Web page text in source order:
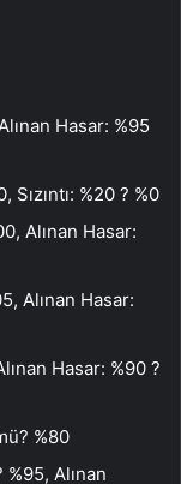
Hasar: %95
Sızıntı: %20 ? %0
Alınan Hasar:
Alınan Hasar:
Hasar: %90 ?
%80
Alınan